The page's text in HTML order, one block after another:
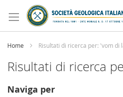
al
contenuto
Home Risultati di ricerca per: 'vom di
Risultati di ricerca
Naviga per